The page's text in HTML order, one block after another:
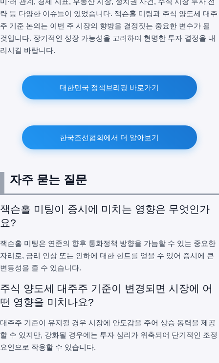
략 등 다양한 이슈들이 있었습니다. 잭슨홀 미팅과 주식 양도세 대주
주 기준 논의는 이번 주 시장의 향방을 결정짓는 중요한 변수가 될
것입니다. 장기적인 성장 가능성을 고려하여 현명한 투자 결정을 내
리시길 바랍니다.
대한민국 정책브리핑 바로가기
한국조선협회에서 더 알아보기
자주 묻는 질문
잭슨홀 미팅이 증시에 미치는 영향은 무엇인가
요?
잭슨홀 미팅은 연준의 향후 통화정책 방향을 가늠할 수 있는 중요한
자리로, 금리 인상 또는 인하에 대한 힌트를 얻을 수 있어 증시에 큰
변동성을 줄 수 있습니다.
주식 양도세 대주주 기준이 변경되면 시장에 어
떤 영향을 미치나요?
대주주 기준이 유지될 경우 시장에 안도감을 주어 상승 동력을 제공
할 수 있지만, 강화될 경우에는 투자 심리가 위축되어 단기적인 조정
요인으로 작용할 수 있습니다.